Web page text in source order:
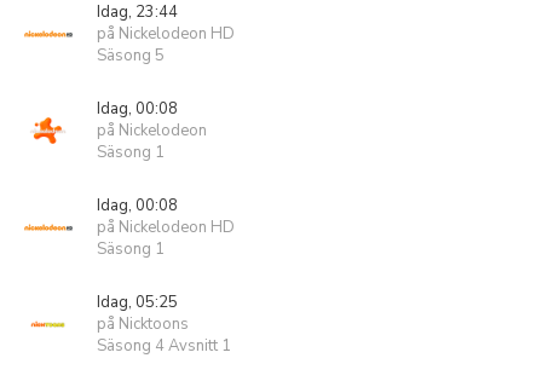
Idag, 23:44
på Nickelodeon HD
Säsong 5
Idag, 00:08
på Nickelodeon
Säsong 1
Idag, 00:08
på Nickelodeon HD
Säsong 1
Idag, 05:25
på Nicktoons
Säsong 4 Avsnitt 1